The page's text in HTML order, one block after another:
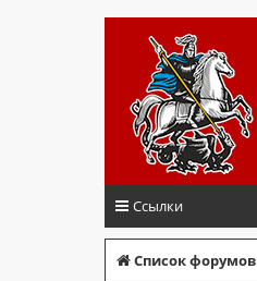
Ссылки
Список форумов